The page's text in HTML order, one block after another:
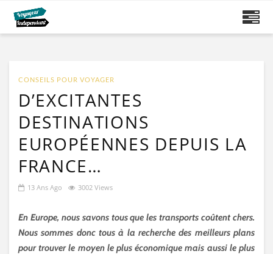
CONSEILS POUR VOYAGER
D’EXCITANTES
DESTINATIONS
EUROPÉENNES DEPUIS LA
FRANCE…
13 Ans Ago 3002 Views
En Europe, nous savons tous que les transports coûtent chers.
Nous sommes donc tous à la recherche des meilleurs plans
pour trouver le moyen le plus économique mais aussi le plus